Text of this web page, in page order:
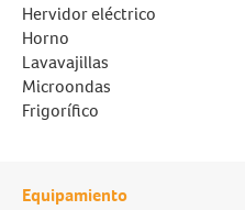
Hervidor eléctrico
Horno
Lavavajillas
Microondas
Frigorífico
Equipamiento